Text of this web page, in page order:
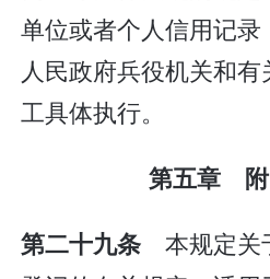
单位或者个人信用记
人民政府兵役机关和
工具体执行。
第五章
第二十九条 本规定关